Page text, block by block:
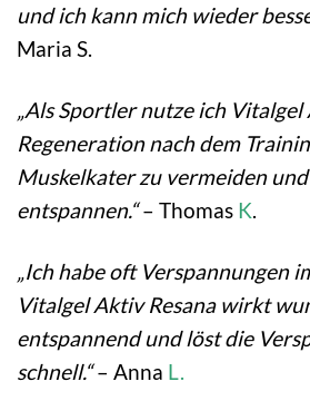
und ich kann mich wieder
Maria S.
„Als Sportler nutze ich Vitalgel
Regeneration nach dem
Muskelkater zu vermeiden
entspannen.“– Thomas K.
„Ich habe oft Verspannungen
Vitalgel Aktiv Resana wirkt
entspannend und löst die
schnell.“– Anna L.